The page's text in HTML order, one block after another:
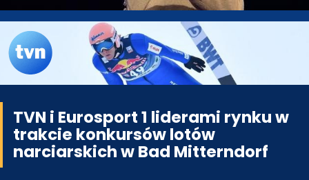
TVN i Eurosport 1 liderami rynku w
trakcie konkursów lotów
narciarskich w Bad Mitterndorf